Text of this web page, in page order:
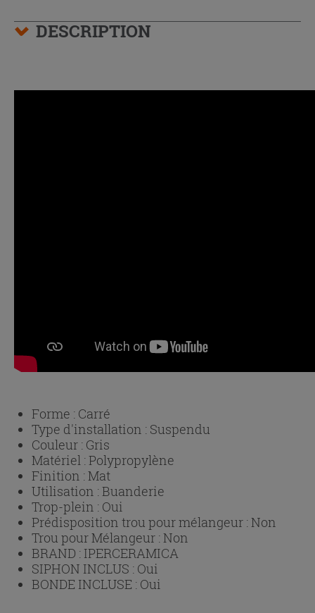
DESCRIPTION
Forme : Carré
Type d'installation : Suspendu
Couleur : Gris
Matériel :Polypropylène
Finition :Mat
Utilisation :Buanderie
Trop-plein : Oui
Prédisposition trou pour mélangeur :Non
Trou pour Mélangeur :Non
BRAND : IPERCERAMICA
SIPHON INCLUS : Oui
BONDE INCLUSE : Oui